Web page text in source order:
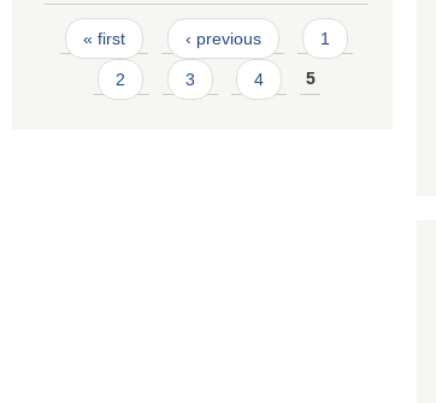
Pages
« first ‹ previous 1
2 3 4 5